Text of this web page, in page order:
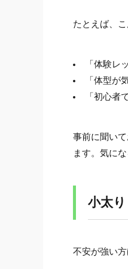
たとえば、
「体験レ
「体型が
「初心者
事前に聞い
ます。気に
小太
不安が強い